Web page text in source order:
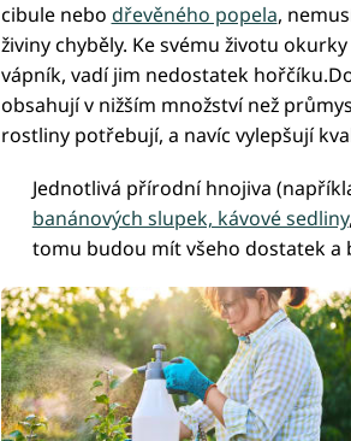
cibule nebo dřevěného popela,
živiny chyběly. Ke svému životu
vápník, vadí jim nedostatek
obsahují v nižším množství než
rostliny potřebují, a navíc vylepšují
Jednotlivá přírodní hnojiva
banánových slupek, kávové sedliny,
tomu budou mít všeho dostatek